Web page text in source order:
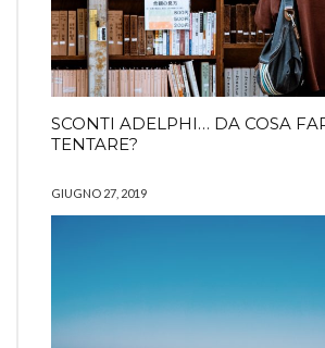
SCONTI ADELPHI… DA COSA
TENTARE?
GIUGNO 27, 2019